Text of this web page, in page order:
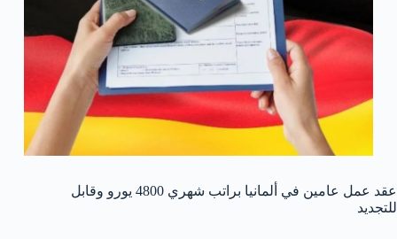
عقد عمل عامين في ألمانيا براتب شهري 4800 يورو وقابل
للتجديد